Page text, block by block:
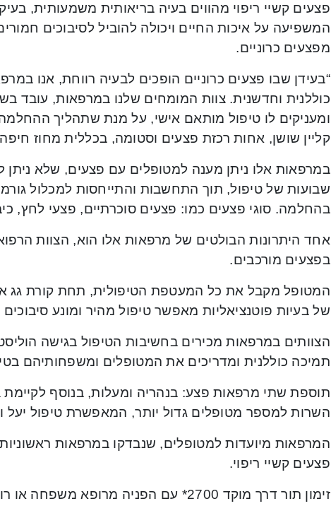
פצעים קשיי ריפוי מהווים בעיה בריאותית משמעותית,
מפצעים כרוניים.
“בעידן שבו פצעים כרוניים הופכים לבעיה רווחת, אנו
כוללנית וחדשנית. צוות המומחים שלנו במרפאות, עובד
ומעניקים לו טיפול מותאם אישי, על מנת שתהליך ההחלמה
קליין שושן, אחות רכזת פצעים וסטומה, בכללית מחוז חיפה
שבועות של טיפול, תוך התחשבות והתייחסות למכלול
בהחלמה. סוגי פצעים כמו: פצעים סוכרתיים, פצעי לחץ,
אחד היתרונות הבולטים של מרפאות אלו הוא, הצוות
בפצעים מורכבים.
המטופל מקבל את כל המעטפת הטיפולית, תחת קורת גג
של בעיות פוטנציאליות מאפשר טיפול מהיר ומונע
הצוותים במרפאות מכירים בחשיבות הטיפול בגישה
תמיכה כוללנית ומדריכים את המטופלים ומשפחותיהם
תוספת שתי מרפאות פצע: בנהריה ומעלות, בנוסף לקיימת
השרות למספר מטופלים גדול יותר, המאפשרת טיפול יעל
המרפאות מיועדות למטופלים, שנבדקו במרפאות
פצעים קשיי ריפוי.
זימון תור דרך מוקד 2700* עם הפניה מרופא משפחה או רופא יועץ.